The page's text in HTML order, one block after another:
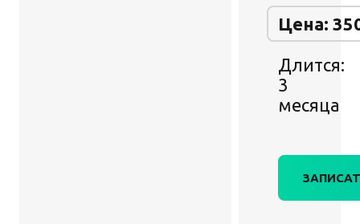
Цена:
Длится:
3
месяца